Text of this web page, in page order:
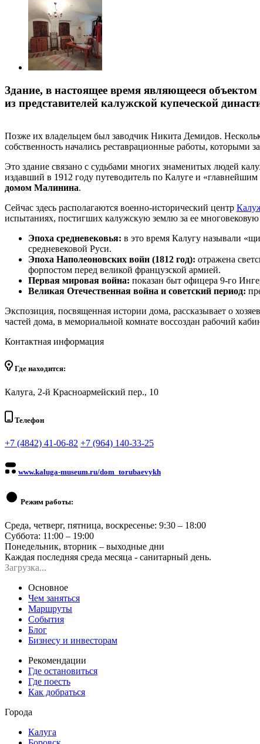
Здание, в настоящее время являющееся
из представителей калужской купеческой
Позже их владельцем был заводчик Никита Демидов.
собственность начались реставрационные работы, которыми
Это здание связано с судьбами многих знаменитых людей
издавший в 1912 году путеводитель по Калуге и
домом Малинина.
Сейчас здесь располагаются военно-исторический центр
испытаниях, постигших калужскую землю за ее
Эпоха средневековья: в это время Калугу называли
средневековой Руси.
Эпоха Наполеоновских войн (1812 год): отражена
форпостом перед великой французской армией.
Первая мировая война: показан быт офицера 9-го
Великая Отечественная война и советский период:
Экспозиция, посвященная истории дома, рассказывает о
частей дома, в мемориальной комнате воссоздан рабочий
Контактная информация
Где находится:
Калуга, 2-й Красноармейский пер., 10
Телефон
+7 (4842) 41-06-82 +7 (964) 140-33-25
www.kaluga-museum.ru/dom_torubaevykh
Режим работы:
Среда, четверг, пятница, воскресенье: 9:30 – 18:00
Суббота: 11:00 – 19:00
Понедельник, вторник – выходные дни
Каждая последняя среда месяца - санитарный день.
Загрузка...
Основное
Чем заняться
Маршруты
События
Блог
Бизнесу и инвесторам
Рекомендации
Где остановиться
Где поесть
Как добраться
Города
Калуга